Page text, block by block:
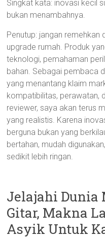
Singkat kata: inovasi kecil
bukan menambahnya.
Penutup: jangan
upgrade rumah. Produk
teknologi, pemahaman
bahan. Sebagai pembaca
yang menantang klaim
kompatibilitas, perawatan,
reviewer, saya akan terus
yang realistis. Karena
berguna bukan yang
bertahan, mudah
sedikit lebih ringan.
Jelajahi Dunia
Gitar, Makna
Asyik Untuk